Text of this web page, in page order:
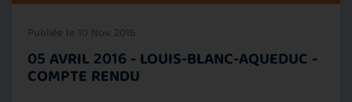
Publiée le 10 Nov. 2016
05 AVRIL 2016 - LOUIS-BLANC-AQUEDUC -
COMPTE RENDU